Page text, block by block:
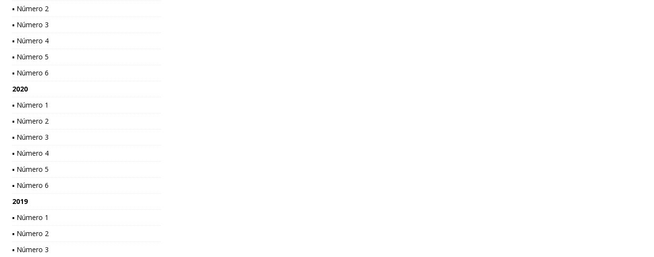
▪ Número 2
▪ Número 3
▪ Número 4
▪ Número 5
▪ Número 6
2020
▪ Número 1
▪ Número 2
▪ Número 3
▪ Número 4
▪ Número 5
▪ Número 6
2019
▪ Número 1
▪ Número 2
▪ Número 3